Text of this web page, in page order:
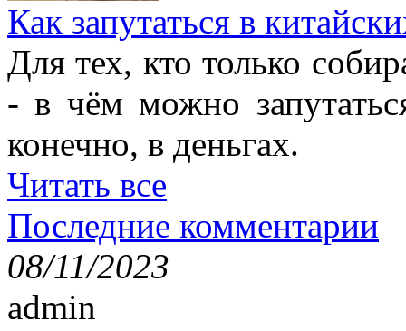
Как запутаться в
Для тех, кто только
- в чём можно
конечно, в деньгах.
Читать все
Последние комментарии
08/11/2023
admin